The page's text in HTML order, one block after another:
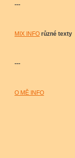
---
MIX INFO různé texty
---
O MĚ INFO